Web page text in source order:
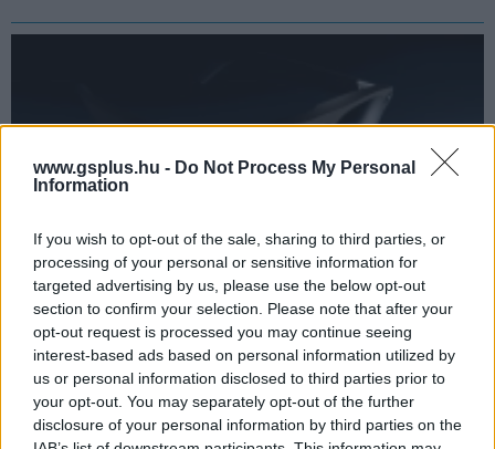
www.gsplus.hu - Do Not Process My Personal
Information
If you wish to opt-out of the sale, sharing to third parties, or
processing of your personal or sensitive information for
targeted advertising by us, please use the below opt-out
section to confirm your selection. Please note that after your
opt-out request is processed you may continue seeing
interest-based ads based on personal information utilized by
us or personal information disclosed to third parties prior to
your opt-out. You may separately opt-out of the further
disclosure of your personal information by third parties on the
Úgy fest, még várni kell az Apple okosszemüvegeire
pcwplus.hu | 2026.06.03 08:34
A csúszás oka továbbra is az AI Siri hiánya.